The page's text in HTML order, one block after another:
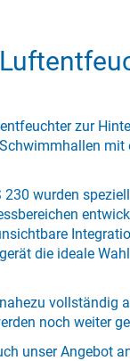
zur
mit
230 wurden
die ideale
vollständig
noch weiter
unser Angebot